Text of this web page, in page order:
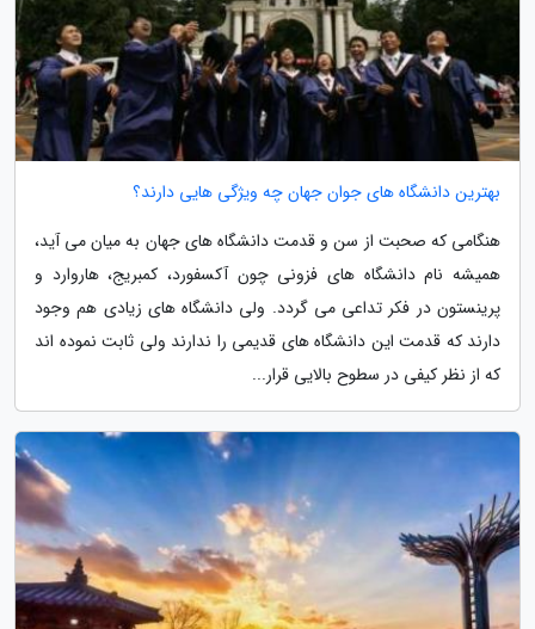
بهترین دانشگاه های جوان جهان چه ویژگی هایی دارند؟
هنگامی که صحبت از سن و قدمت دانشگاه های جهان به میان می آید،
همیشه نام دانشگاه های فزونی چون آکسفورد، کمبریج، هاروارد و
پرینستون در فکر تداعی می گردد. ولی دانشگاه های زیادی هم وجود
دارند که قدمت این دانشگاه های قدیمی را ندارند ولی ثابت نموده اند
که از نظر کیفی در سطوح بالایی قرار...